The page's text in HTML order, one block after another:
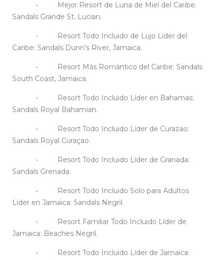
• Mejor Resort de Luna de Miel del Caribe:
Sandals Grande St. Lucian.
• Resort Todo Incluido de Lujo Líder del
Caribe: Sandals Dunn’s River, Jamaica.
• Resort Más Romántico del Caribe: Sandals
South Coast, Jamaica.
• Resort Todo Incluido Líder en Bahamas:
Sandals Royal Bahamian.
• Resort Todo Incluido Líder de Curazao:
Sandals Royal Curaçao.
• Resort Todo Incluido Líder de Granada:
Sandals Grenada.
• Resort Todo Incluido Solo para Adultos
Líder en Jamaica: Sandals Negril.
• Resort Familiar Todo Incluido Líder de
Jamaica: Beaches Negril.
• Resort Todo Incluido Líder de Jamaica: